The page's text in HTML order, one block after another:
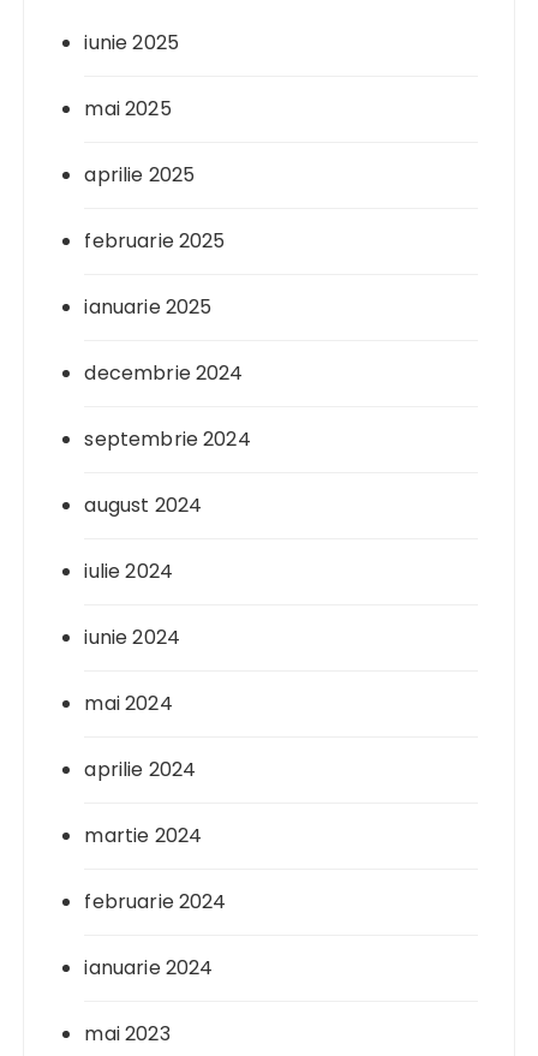
iunie 2025
mai 2025
aprilie 2025
februarie 2025
ianuarie 2025
decembrie 2024
septembrie 2024
august 2024
iulie 2024
iunie 2024
mai 2024
aprilie 2024
martie 2024
februarie 2024
ianuarie 2024
mai 2023